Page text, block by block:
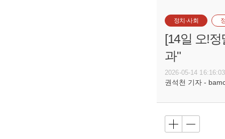
정치·사회
[14일 오!
과"
2026-05-14 16:16:03
권석천 기자 -